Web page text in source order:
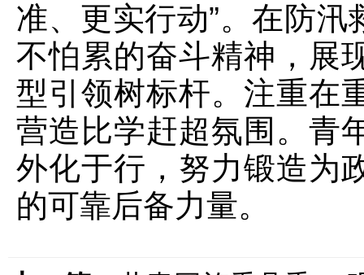
准、更实行动”。在防
不怕累的奋斗精神，展
型引领树标杆。注重在
营造比学赶超氛围。青
外化于行，努力锻造为
的可靠后备力量。